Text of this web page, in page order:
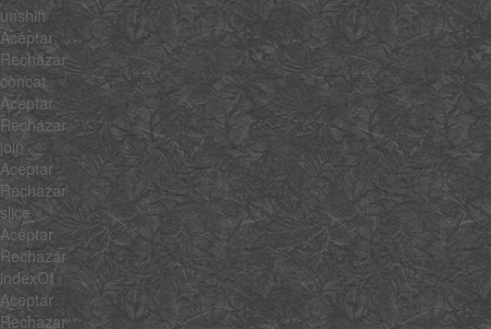
unshift
Aceptar
Rechazar
concat
Aceptar
Rechazar
join
Aceptar
Rechazar
slice
Aceptar
Rechazar
indexOf
Aceptar
Rechazar